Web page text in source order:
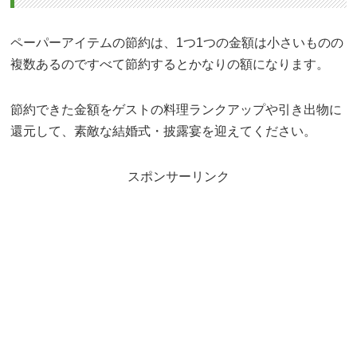
ペーパーアイテムの節約は、1つ1つの金額は小さいものの
複数あるのですべて節約するとかなりの額になります。
節約できた金額をゲストの料理ランクアップや引き出物に
還元して、素敵な結婚式・披露宴を迎えてください。
スポンサーリンク